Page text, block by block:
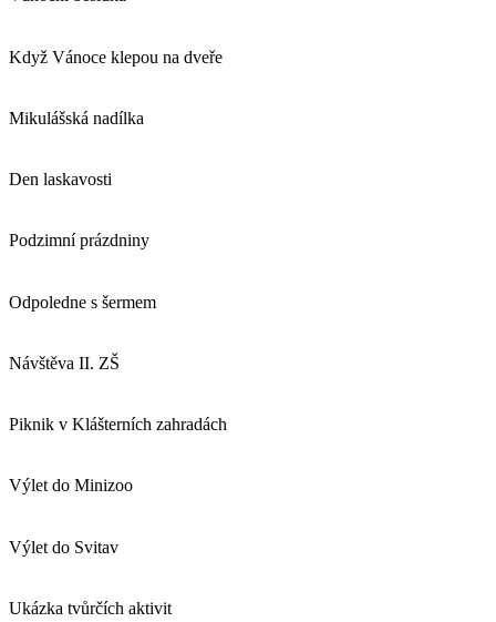
Když Vánoce klepou na dveře
Mikulášská nadílka
Den laskavosti
Podzimní prázdniny
Odpoledne s šermem
Návštěva II. ZŠ
Piknik v Klášterních zahradách
Výlet do Minizoo
Výlet do Svitav
Ukázka tvůrčích aktivit